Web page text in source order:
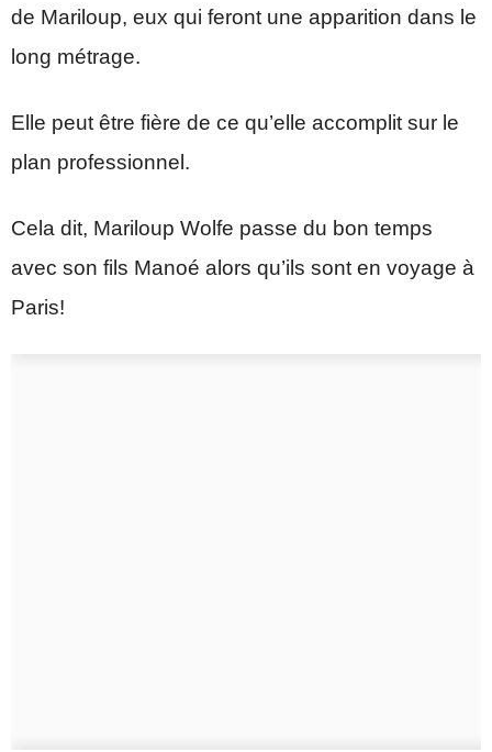
de Mariloup, eux qui feront une apparition dans le
long métrage.
Elle peut être fière de ce qu’elle accomplit sur le
plan professionnel.
Cela dit, Mariloup Wolfe passe du bon temps
avec son fils Manoé alors qu’ils sont en voyage à
Paris!